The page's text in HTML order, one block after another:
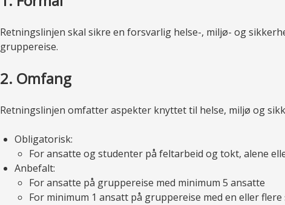
Retningslinjen skal sikre en forsvarlig helse-, miljø- og
gruppereise.
2. Omfang
Retningslinjen omfatter aspekter knyttet til helse, miljø og
Obligatorisk:
For ansatte og studenter på feltarbeid og tokt, alene
Anbefalt:
For ansatte på gruppereise med minimum 5 ansatte
For minimum 1 ansatt på gruppereise med en eller